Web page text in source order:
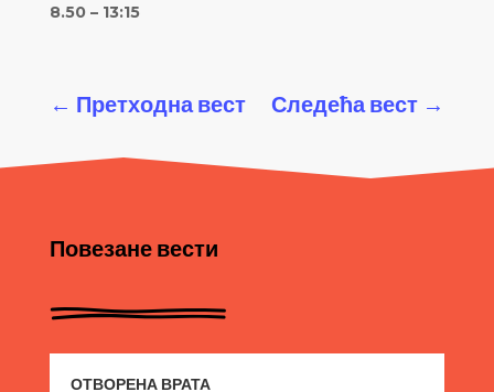
8.50 – 13:15
← Претходна вест Следећа вест →
Повезане вести
ОТВОРЕНА ВРАТА